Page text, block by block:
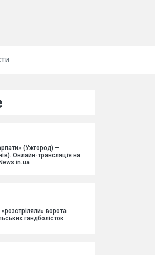
(Ужгород) —
Онлайн-трансляція на
ворота
гандболісток